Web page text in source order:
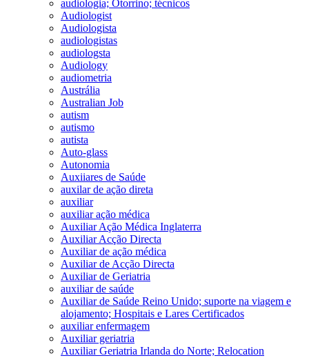
audiologia; Otorrino; técnicos
Audiologist
Audiologista
audiologistas
audiologsta
Audiology
audiometria
Austrália
Australian Job
autism
autismo
autista
Auto-glass
Autonomia
Auxiiares de Saúde
auxilar de ação direta
auxiliar
auxiliar ação médica
Auxiliar Ação Médica Inglaterra
Auxiliar Acção Directa
Auxiliar de ação médica
Auxiliar de Acção Directa
Auxiliar de Geriatria
auxiliar de saúde
Auxiliar de Saúde Reino Unido; suporte na viagem e
alojamento; Hospitais e Lares Certificados
auxiliar enfermagem
Auxiliar geriatria
Auxiliar Geriatria Irlanda do Norte; Relocation